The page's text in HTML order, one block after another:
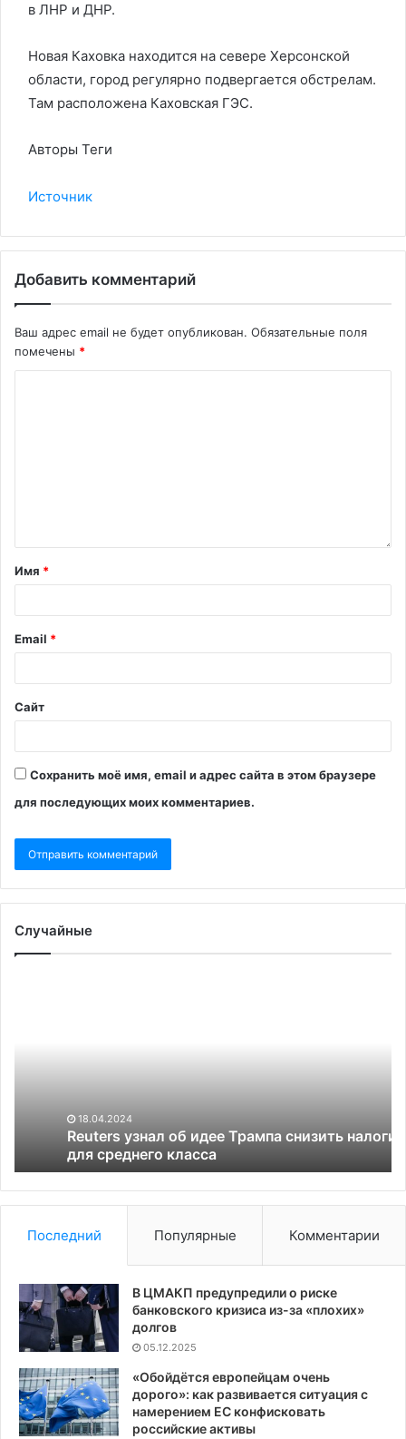
в ЛНР и ДНР.
Новая Каховка находится на севере Херсонской
области, город регулярно подвергается обстрелам.
Там расположена Каховская ГЭС.
Авторы Теги
Источник
Добавить комментарий
Ваш адрес email не будет опубликован. Обязательные поля
помечены *
Имя *
Email *
Сайт
Сохранить моё имя, email и адрес сайта в этом браузере
для последующих моих комментариев.
Случайные
среднего
18.04.2024
Reuters узнал об идее Трампа снизить налоги
для среднего класса
Последний Популярные Комментарии
В ЦМАКП предупредили о риске
банковского кризиса из-за «плохих»
долгов
05.12.2025
«Обойдётся европейцам очень
дорого»: как развивается ситуация с
намерением ЕС конфисковать
российские активы